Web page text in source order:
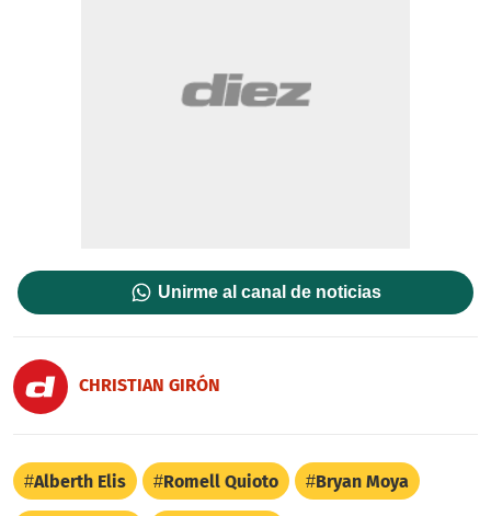
Unirme al canal de noticias
CHRISTIAN GIRÓN
Alberth Elis Romell Quioto Bryan Moya